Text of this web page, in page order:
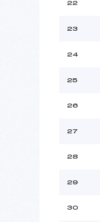
22
23
24
25
26
27
28
29
30